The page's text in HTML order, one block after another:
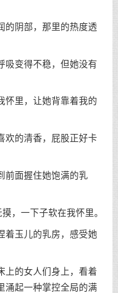
阴部，那里的热度透
变得不稳，但她没有
里，让她背靠着我的
的清香，屁股正好卡
面握住她饱满的乳
一下子软在我怀里。
玉儿的乳房，感受她
的女人们身上，看着
涌起一种掌控全局的满